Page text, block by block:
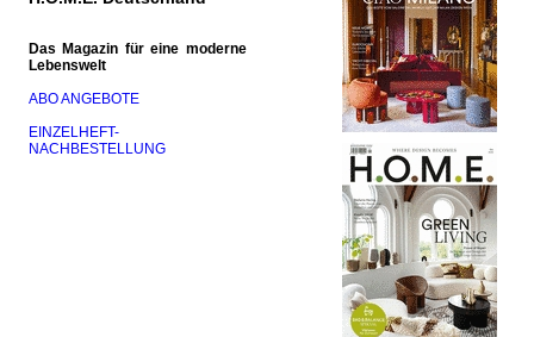
Das Magazin für eine moderne
Lebenswelt
ABO ANGEBOTE
EINZELHEFT-
NACHBESTELLUNG